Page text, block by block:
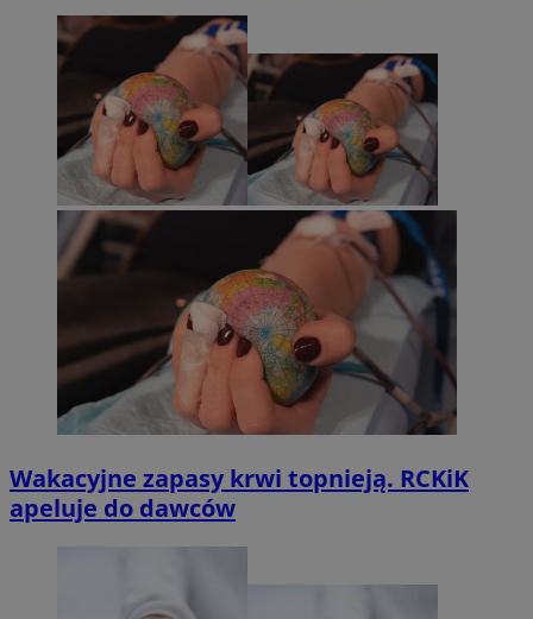
Wakacyjne zapasy krwi topnieją. RCKiK
apeluje do dawców